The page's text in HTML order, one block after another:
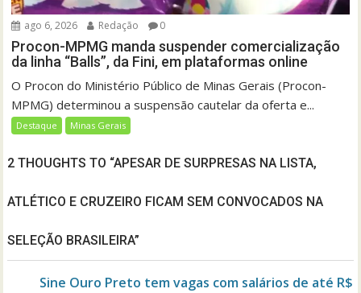
ago 6, 2026 Redação 0
Procon-MPMG manda suspender comercialização
da linha “Balls”, da Fini, em plataformas online
O Procon do Ministério Público de Minas Gerais (Procon-
MPMG) determinou a suspensão cautelar da oferta e...
Destaque Minas Gerais
2 THOUGHTS TO “APESAR DE SURPRESAS NA LISTA,
ATLÉTICO E CRUZEIRO FICAM SEM CONVOCADOS NA
SELEÇÃO BRASILEIRA”
Sine Ouro Preto tem vagas com salários de até R$